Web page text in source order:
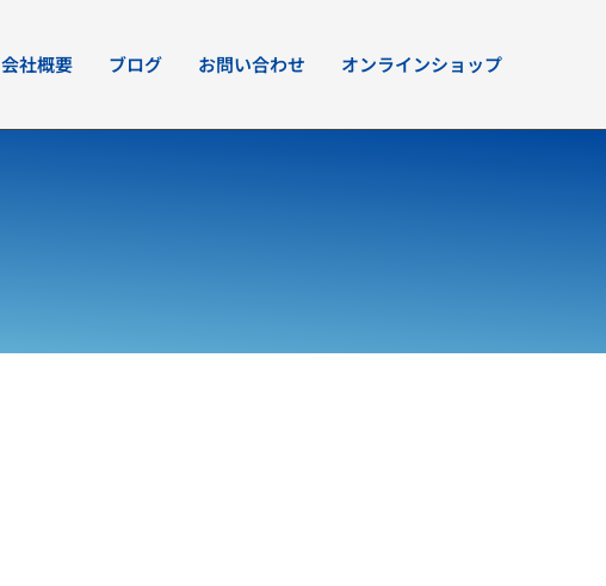
会社概要 ブログ お問い合わせ オンラインショップ